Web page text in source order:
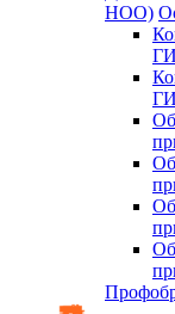
НОО)